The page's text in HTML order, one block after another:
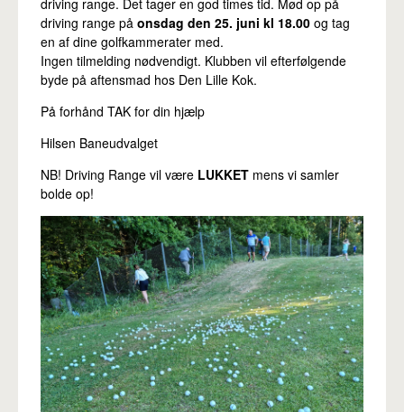
Pro
driving range. Det tager en god times tid. Mød op på
driving range på onsdag den 25. juni kl 18.00 og tag
en af dine golfkammerater med.
Ingen tilmelding nødvendigt. Klubben vil efterfølgende
byde på aftensmad hos Den Lille Kok.
På forhånd TAK for din hjælp
Hilsen Baneudvalget
NB! Driving Range vil være LUKKET mens vi samler
bolde op!